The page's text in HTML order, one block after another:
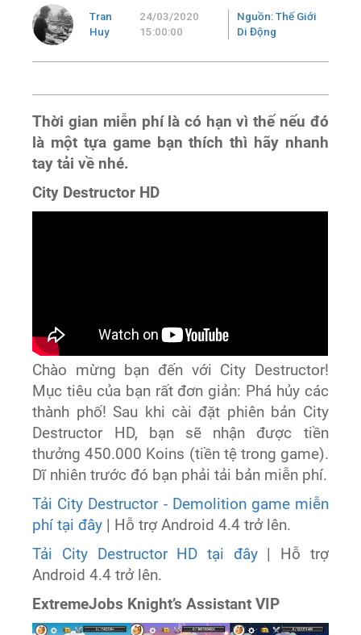
Tran
Huy
24/03/2020
15:00:00
Nguồn: Thế Giới
Di Động
Thời gian miễn phí là có hạn vì thế nếu đó
là một tựa game bạn thích thì hãy nhanh
tay tải về nhé.
City Destructor HD
Chào mừng bạn đến với City Destructor!
Mục tiêu của bạn rất đơn giản: Phá hủy các
thành phố! Sau khi cài đặt phiên bản City
Destructor HD, bạn sẽ nhận được tiền
thưởng 450.000 Koins (tiền tệ trong game).
Dĩ nhiên trước đó bạn phải tải bản miễn phí.
Tải City Destructor - Demolition game miễn
phí tại đây | Hỗ trợ Android 4.4 trở lên.
Tải City Destructor HD tại đây| Hỗ trợ
Android 4.4 trở lên.
ExtremeJobs Knight’s Assistant VIP